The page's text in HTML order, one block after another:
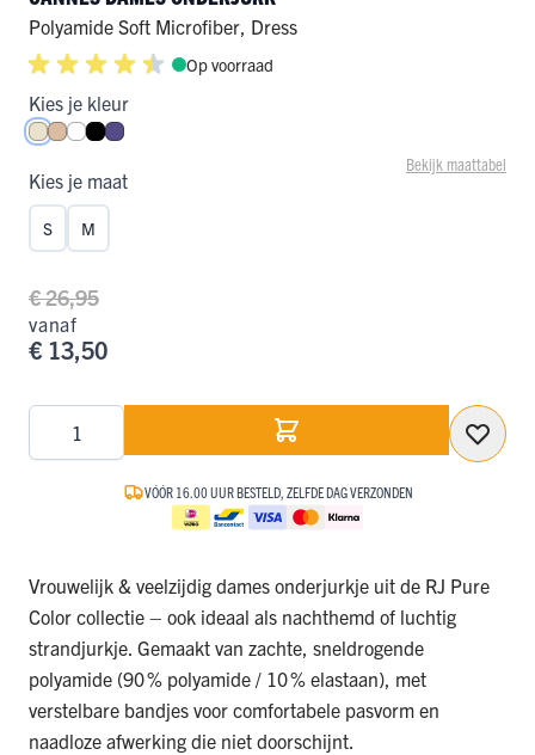
Polyamide Soft Microfiber, Dress
Op voorraad
Kies je kleur
IvoorHuid
WitZwartPaars
Bekijk maattabel
Kies je maat
S M
€ 26,95
vanaf
€ 13,50
VÓÓR 16.00 UUR BESTELD, ZELFDE DAG VERZONDEN
Vrouwelijk & veelzijdig dames onderjurkje uit de RJ Pure
Color collectie – ook ideaal als nachthemd of luchtig
strandjurkje. Gemaakt van zachte, sneldrogende
polyamide (90 % polyamide / 10 % elastaan), met
verstelbare bandjes voor comfortabele pasvorm en
naadloze afwerking die niet doorschijnt.